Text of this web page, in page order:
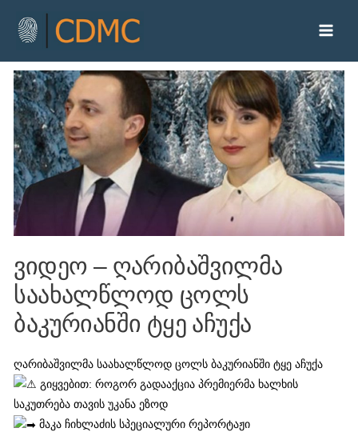
ვიდეო – ღარიბაშვილმა
საახალწლოდ ცოლს
ბაკურიანში ტყე აჩუქა
ღარიბაშვილმა საახალწლოდ ცოლს ბაკურიანში ტყე აჩუქა
გიყვებით: როგორ გადააქცია პრემიერმა ხალხის
საკუთრება თავის უკანა ეზოდ
მაკა ჩიხლაძის სპეციალური რეპორტაჟი